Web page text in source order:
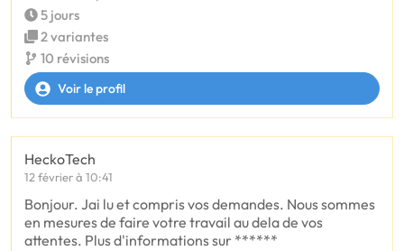
5 jours
2 variantes
10 révisions
Voir le profil
HeckoTech
12 février à 10:41
Bonjour. Jai lu et compris vos demandes. Nous sommes
en mesures de faire votre travail au dela de vos
attentes. Plus d'informations sur ******